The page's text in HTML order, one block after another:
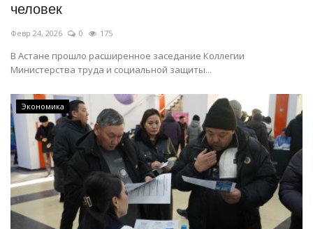
человек
Февр 24, 2026 0 175
В Астане прошло расширенное заседание Коллегии
Министерства труда и социальной защиты...
Экономика